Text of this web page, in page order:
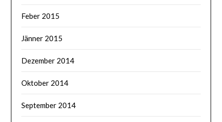
Feber 2015
Jänner 2015
Dezember 2014
Oktober 2014
September 2014